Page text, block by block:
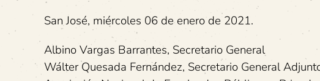
San José, miércoles 06 de enero de 2021.
Albino Vargas Barrantes, Secretario General
Wálter Quesada Fernández, Secretario General